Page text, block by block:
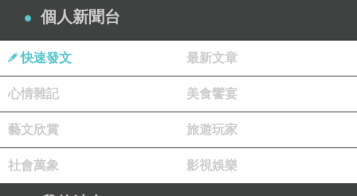
個人新聞台
快速發文 最新文章
心情雜記 美食饗宴
藝文欣賞 旅遊玩家
社會萬象 影視娛樂